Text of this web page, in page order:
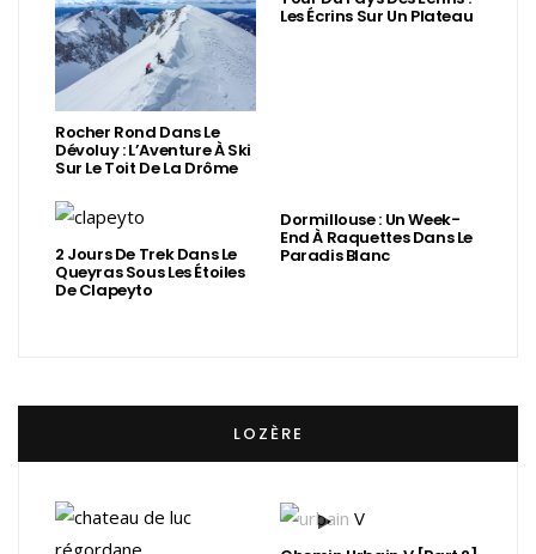
Rocher Rond Dans Le
Dévoluy : L’Aventure À Ski
Sur Le Toit De La Drôme
Les Écrins Sur Un Plateau
2 Jours De Trek Dans Le
Queyras Sous Les Étoiles
De Clapeyto
Dormillouse : Un Week-
End À Raquettes Dans Le
Paradis Blanc
LOZÈRE